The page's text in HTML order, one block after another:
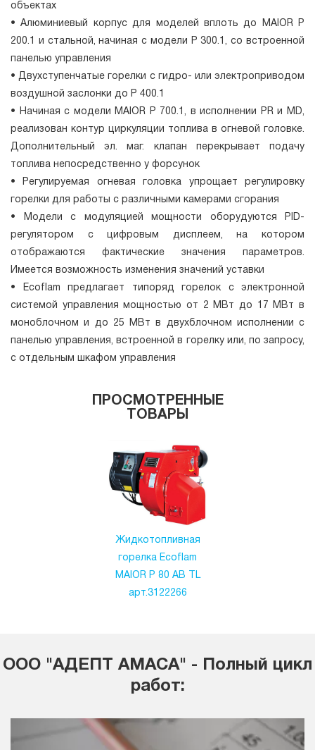
объектах
• Алюминиевый корпус для моделей вплоть до MAIOR P
200.1 и стальной, начиная с модели P 300.1, со встроенной
панелью управления
• Двухступенчатые горелки с гидро- или электроприводом
воздушной заслонки до P 400.1
• Начиная с модели MAIOR P 700.1, в исполнении PR и MD,
реализован контур циркуляции топлива в огневой головке.
Дополнительный эл. маг. клапан перекрывает подачу
топлива непосредственно у форсунок
• Регулируемая огневая головка упрощает регулировку
горелки для работы с различными камерами сгорания
• Модели с модуляцией мощности оборудуются PID-
регулятором с цифровым дисплеем, на котором
отображаются фактические значения параметров.
Имеется возможность изменения значений уставки
• Ecoflam предлагает типоряд горелок с электронной
системой управления мощностью от 2 МВт до 17 МВт в
моноблочном и до 25 МВт в двухблочном исполнении с
панелью управления, встроенной в горелку или, по запросу,
с отдельным шкафом управления
ПРОСМОТРЕННЫЕ
ТОВАРЫ
Жидкотопливная
горелка Ecoflam
MAIOR P 80 AB TL
арт.3122266
ООО "АДЕПТ АМАСА" - Полный цикл
работ: